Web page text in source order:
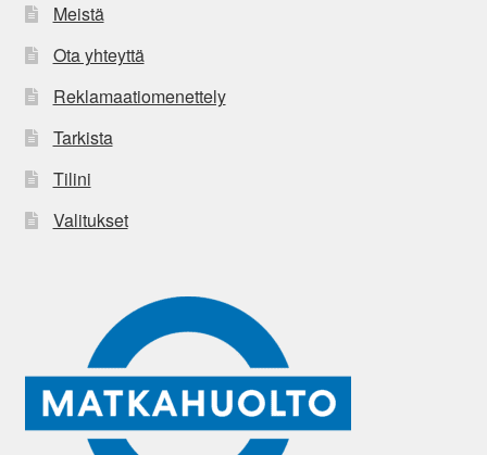
Meistä
Ota yhteyttä
Reklamaatiomenettely
Tarkista
Tilini
Valitukset